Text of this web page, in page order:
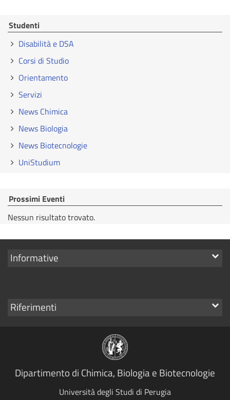
Studenti
Disabilità e DSA
Corsi di Studio
Orientamento
Servizi
News Chimica
News Biologia
News Biotecnologie
UniStudium
Prossimi Eventi
Nessun risultato trovato.
Mostra
Informative
Mostra
Riferimenti
Dipartimento di Chimica, Biologia e Biotecnologie
Università degli Studi di Perugia